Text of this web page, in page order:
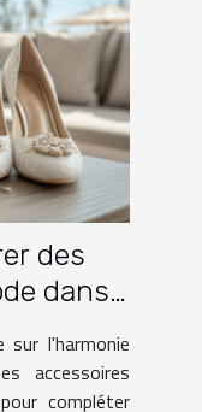
des
dans
sur l'harmonie
accessoires
compléter